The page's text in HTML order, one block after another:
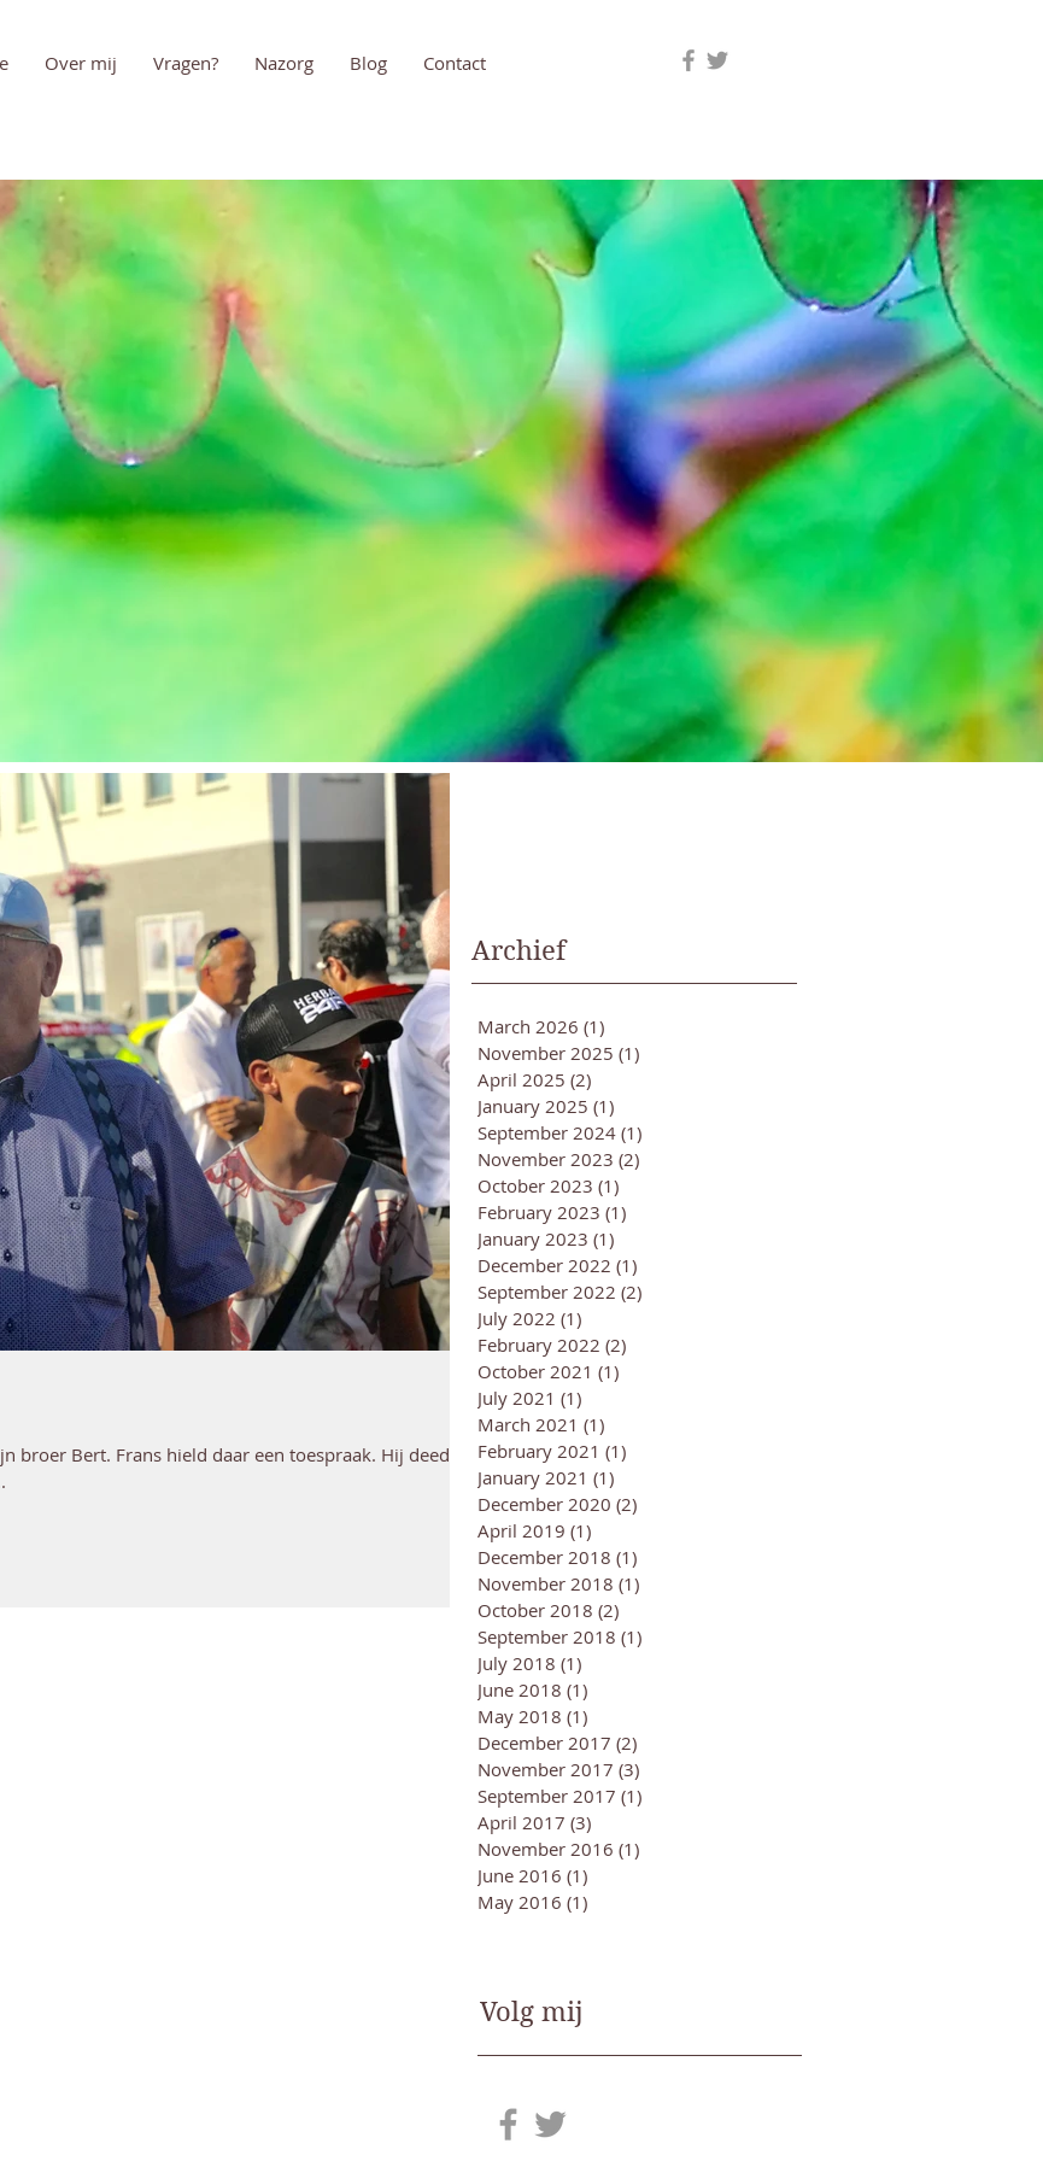
Over mij Vragen? Nazorg Blog Contact
broer Bert. Frans hield daar een toespraak. Hij deed
Archief
March 2026 (1)
November 2025 (1)
April 2025 (2)
January 2025 (1)
September 2024 (1)
November 2023 (2)
October 2023 (1)
February 2023 (1)
January 2023 (1)
December 2022 (1)
September 2022 (2)
July 2022 (1)
February 2022 (2)
October 2021 (1)
July 2021 (1)
March 2021 (1)
February 2021 (1)
January 2021 (1)
December 2020 (2)
April 2019 (1)
December 2018 (1)
November 2018 (1)
October 2018 (2)
September 2018 (1)
July 2018 (1)
June 2018 (1)
May 2018 (1)
December 2017 (2)
November 2017 (3)
September 2017 (1)
April 2017 (3)
November 2016 (1)
June 2016 (1)
May 2016 (1)
Volg mij